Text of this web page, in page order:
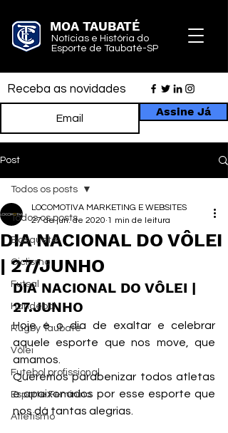
MOA TAUBATÉ
Notícias e História do
Esporte de Taubaté-SP
Receba as novidades
Assine Já
Post
Todos os posts
Basquete
Ciclismo
Futsal
Handebol
Rugby Taubaté
Vôlei
Futebol profissional
Esporte Feminino
Atletismo
Todos os posts
DIA NACIONAL DO VÔLEI
| 27/JUNHO
LOCOMOTIVA MARKETING E WEBSITES
27 de jun. de 2020 1 min de leitura
DIA NACIONAL DO VÔLEI |
27.JUNHO
Hoje é o dia de exaltar e celebrar
aquele esporte que nos move, que
amamos.
Queremos parabenizar todos atletas
e apaixonados por esse esporte que
nos dá tantas alegrias.